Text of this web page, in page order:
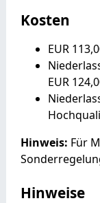
Kosten
EUR
EUR
Hinweis: Für
Hinweise